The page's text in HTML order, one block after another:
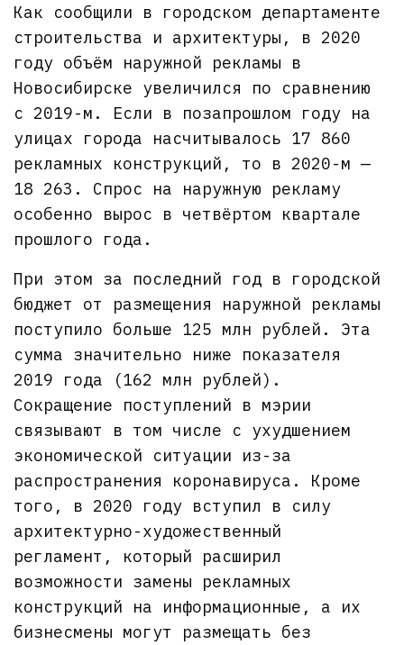
Как сообщили в городском департаменте
строительства и архитектуры, в 2020
году объём наружной рекламы в
Новосибирске увеличился по сравнению
с 2019-м. Если в позапрошлом году на
улицах города насчитывалось 17 860
рекламных конструкций, то в 2020-м —
18 263. Спрос на наружную рекламу
особенно вырос в четвёртом квартале
прошлого года.
При этом за последний год в городской
бюджет от размещения наружной рекламы
поступило больше 125 млн рублей. Эта
сумма значительно ниже показателя
2019 года (162 млн рублей).
Сокращение поступлений в мэрии
связывают в том числе с ухудшением
экономической ситуации из-за
распространения коронавируса. Кроме
того, в 2020 году вступил в силу
архитектурно-художественный
регламент, который расширил
возможности замены рекламных
конструкций на информационные, а их
бизнесмены могут размещать без